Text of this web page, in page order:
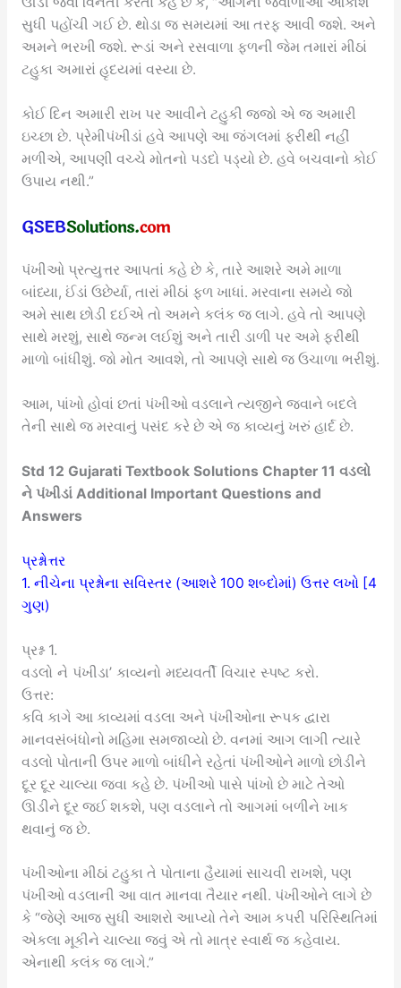
સુધી પહોંચી ગઈ છે. થોડા જ સમયમાં આ તરફ આવી જશે. અને
અમને ભરખી જશે. રૂડાં અને રસવાળા ફળની જેમ તમારાં મીઠાં
ટહુકા અમારાં હૃદયમાં વસ્યા છે.
કોઈ દિન અમારી રાખ પર આવીને ટહુકી જજો એ જ અમારી
ઇચ્છા છે. પ્રેમીપંખીડાં હવે આપણે આ જંગલમાં ફરીથી નહીં
મળીએ, આપણી વચ્ચે મોતનો પડદો પડ્યો છે. હવે બચવાનો કોઈ
ઉપાય નથી.”
પંખીઓ પ્રત્યુત્તર આપતાં કહે છે કે, તારે આશરે અમે માળા
બાંધ્યા, ઈંડાં ઉછેર્યા, તારાં મીઠાં ફળ ખાધાં. મરવાના સમયે જો
અમે સાથ છોડી દઈએ તો અમને કલંક જ લાગે. હવે તો આપણે
સાથે મરશું, સાથે જન્મ લઈશું અને તારી ડાળી પર અમે ફરીથી
માળો બાંધીશું. જો મોત આવશે, તો આપણે સાથે જ ઉચાળા ભરીશું.
આમ, પાંખો હોવાં છતાં પંખીઓ વડલાને ત્યજીને જવાને બદલે
તેની સાથે જ મરવાનું પસંદ કરે છે એ જ કાવ્યનું ખરું હાર્દ છે.
Std 12 Gujarati Textbook Solutions Chapter 11 વડલો
ને પંખીડાં Additional Important Questions and
Answers
પ્રશ્નોત્તર
1. નીચેના પ્રશ્નોના સવિસ્તર (આશરે 100 શબ્દોમાં) ઉત્તર લખો [4
ગુણ)
પ્રશ્ન 1.
વડલો ને પંખીડા’ કાવ્યનો મધ્યવર્તી વિચાર સ્પષ્ટ કરો.
ઉત્તર:
કવિ કાગે આ કાવ્યમાં વડલા અને પંખીઓના રૂપક દ્વારા
માનવસંબંધોનો મહિમા સમજાવ્યો છે. વનમાં આગ લાગી ત્યારે
વડલો પોતાની ઉપર માળો બાંધીને રહેતાં પંખીઓને માળો છોડીને
દૂર દૂર ચાલ્યા જવા કહે છે. પંખીઓ પાસે પાંખો છે માટે તેઓ
ઊડીને દૂર જઈ શકશે, પણ વડલાને તો આગમાં બળીને ખાક
થવાનું જ છે.
પંખીઓના મીઠાં ટહુકા તે પોતાના હૈયામાં સાચવી રાખશે, પણ
પંખીઓ વડલાની આ વાત માનવા તૈયાર નથી. પંખીઓને લાગે છે
કે “જેણે આજ સુધી આશરો આપ્યો તેને આમ કપરી પરિસ્થિતિમાં
એકલા મૂકીને ચાલ્યા જવું એ તો માત્ર સ્વાર્થ જ કહેવાય.
એનાથી કલંક જ લાગે.”